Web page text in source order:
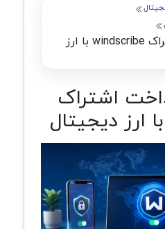
آموزش پرداخت اشتراک windscribe با ارز
اشتراک